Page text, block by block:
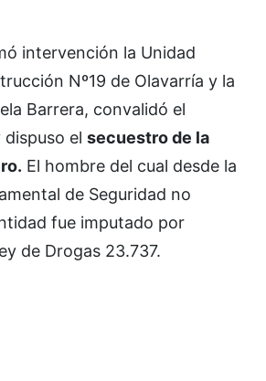
intervención la Unidad
Nº19 de Olavarría y la
Barrera, convalidó el
el secuestro de la
El hombre del cual desde la
de Seguridad no
fue imputado por
de Drogas 23.737.